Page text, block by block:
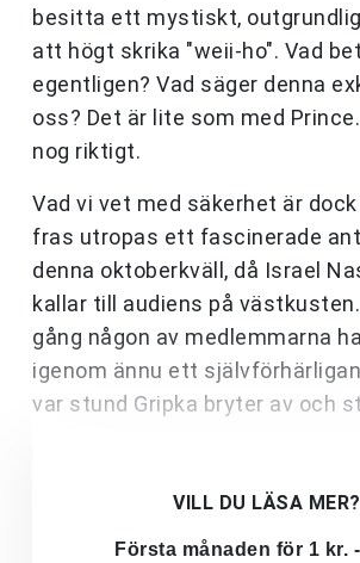
besitta ett mystiskt,
att högt skrika "weii-ho". Vad
egentligen? Vad säger denna
oss? Det är lite som med
nog riktigt.
Vad vi vet med säkerhet är
fras utropas ett fascinerade
denna oktoberkväll, då Israel
kallar till audiens på
gång någon av medlemmarna
igenom ännu ett
var stund Gripka bryter av och
VILL DU LÄSA MER?
Första månaden för 1 kr.